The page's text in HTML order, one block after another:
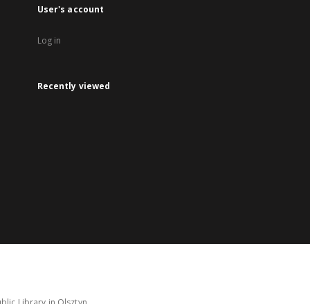
User's account
Log in
Recently viewed